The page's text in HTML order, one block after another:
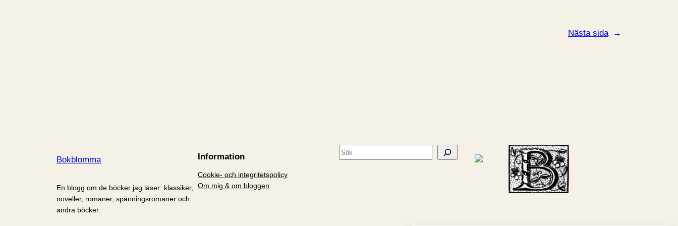
Nästa sida →
Bokblomma
En blogg om de böcker jag läser: klassiker,
noveller, romaner, spänningsromaner och
andra böcker.
Information
Cookie- och integritetspolicy
Om mig & om bloggen
S